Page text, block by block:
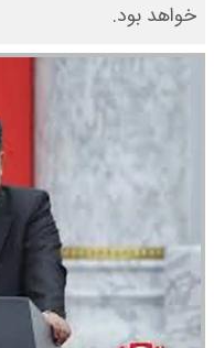
خواهد بود.